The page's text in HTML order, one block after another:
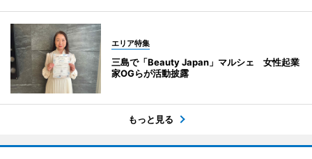
エリア特集
三島で「Beauty Japan」マルシェ 女性起業
家OGらが活動披露
もっと見る